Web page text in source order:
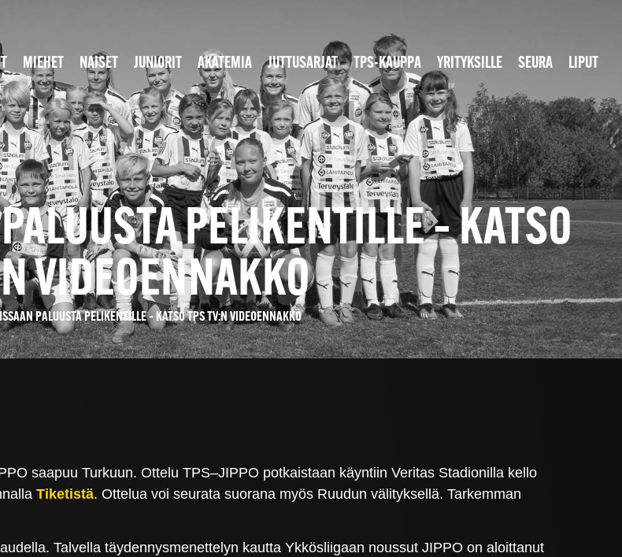
MIEHET NAISET JUNIORIT AKATEMIA JUTTUSARJAT TPS-KAUPPA YRITYKSILLE SEURA LIPUT
PELIKENTILLE – KATSO
VIDEOENNAKKO
PALUUSTA PELIKENTILLE – KATSO TPS TV:N VIDEOENNAKKO
saapuu Turkuun. Ottelu TPS–JIPPO potkaistaan käyntiin Veritas Stadionilla kello
Tiketistä. Ottelua voi seurata suorana myös Ruudun välityksellä. Tarkemman
Talvella täydennysmenettelyn kautta Ykkösliigaan noussut JIPPO on aloittanut